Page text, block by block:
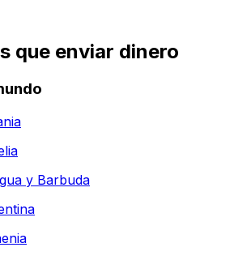
que enviar dinero
y Barbuda